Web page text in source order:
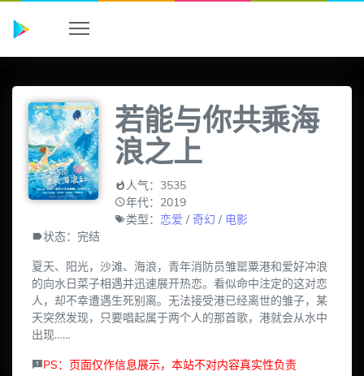
若能与你共乘海
浪之上
人气：3535
年代：2019
类型： 恋爱 / 奇幻 / 电影
状态：完结
夏天、阳光，沙滩、海浪，青年消防员雏罂粟港和爱好冲浪
的向水日菜子相遇并迅速展开热恋。看似命中注定的这对恋
人，却不幸遭遇生死别离。无法接受港已经离世的雏子，某
天突然发现，只要唱起属于两个人的那首歌，港就会从水中
出现……
PS：页面仅作信息展示，本站不对内容真实性负责